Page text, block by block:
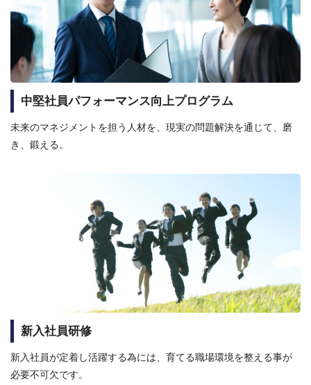
中堅社員パフォーマンス向上プログラム
未来のマネジメントを担う人材を、現実の問題解決を通じて、磨
き、鍛える。
新入社員研修
新入社員が定着し活躍する為には、育てる職場環境を整える事が
必要不可欠です。